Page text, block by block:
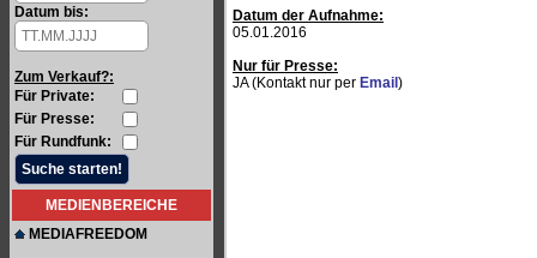
Datum bis:
Zum Verkauf?:
Für Private:
Für Presse:
Für Rundfunk:
MEDIENBEREICHE
MEDIAFREEDOM
Datum der Aufnahme:
05.01.2016
Nur für Presse:
JA (Kontakt nur per Email )